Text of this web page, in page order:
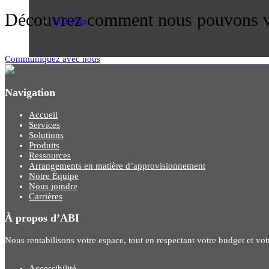
Nouvelles
Découvrez comment nous pouvons
Communiquez avec nous
Navigation
Accueil
Services
Solutions
Produits
Ressources
Arrangements en matière d’approvisionnement
Notre Équipe
Nous joindre
Carrières
À propos d’ABI
Nous rentabilisons votre espace, tout en respectant votre budget et